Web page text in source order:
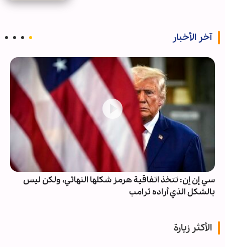
آخر الأخبار
سي إن إن: تتخذ اتفاقية هرمز شكلها النهائي، ولكن ليس
بالشكل الذي أراده ترامب
الأكثر زيارة